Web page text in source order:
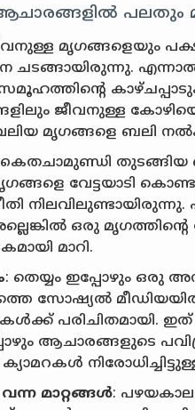
പലതും
മൃഗങ്ങളെയും
ചടങ്ങായിരുന്നു.
ജീവനുള്ള കോഴിയെ
മൃഗങ്ങളെ ബലി
തുടങ്ങിയ
മൃഗങ്ങളെ വേട്ടയാടി
ഒരു
മാറി.
: തെയ്യം ഇപ്പോഴും
സോഷ്യൽ
പരിചിതമായി.
ആചാരങ്ങളുടെ
മാറ്റങ്ങൾ: